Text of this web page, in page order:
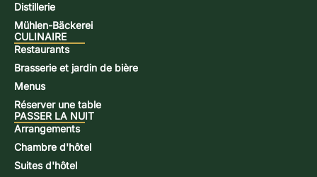
Distillerie
Mühlen-Bäckerei
CULINAIRE
Restaurants
Brasserie et jardin de bière
Menus
Réserver une table
PASSER LA NUIT
Arrangements
Chambre d'hôtel
Suites d'hôtel